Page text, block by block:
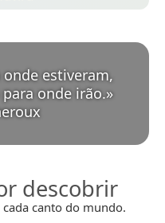
estiveram,
onde irão.
descobrir
canto do mundo.